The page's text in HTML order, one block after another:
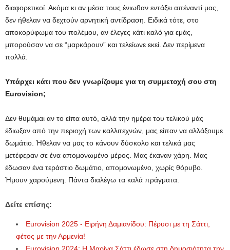
διαφορετικοί. Ακόμα κι αν μέσα τους ένιωθαν εντάξει απέναντί μας,
δεν ήθελαν να δεχτούν αρνητική αντίδραση. Ειδικά τότε, στο
αποκορύφωμα του πολέμου, αν έλεγες κάτι καλό για εμάς,
μπορούσαν να σε “μαρκάρουν” και τελείωνε εκεί. Δεν περίμενα
πολλά.
Υπάρχει κάτι που δεν γνωρίζουμε για τη συμμετοχή σου στη
Eurovision;
Δεν θυμάμαι αν το είπα αυτό, αλλά την ημέρα του τελικού μάς
έδιωξαν από την περιοχή των καλλιτεχνών, μας είπαν να αλλάξουμε
δωμάτιο. Ήθελαν να μας το κάνουν δύσκολο και τελικά μας
μετέφεραν σε ένα απομονωμένο μέρος. Μας έκαναν χάρη. Μας
έδωσαν ένα τεράστιο δωμάτιο, απομονωμένο, χωρίς θόρυβο.
Ήμουν χαρούμενη. Πάντα διαλέγω τα καλά πράγματα.
Δείτε επίσης:
Eurovision 2025 - Ειρήνη Δαμιανίδου: Πέρυσι με τη Σάττι,
φέτος με την Αρμενία!
Eurovision 2024: Η Μαρίνα Σάττι έδωσε στη δημοσιότητα την